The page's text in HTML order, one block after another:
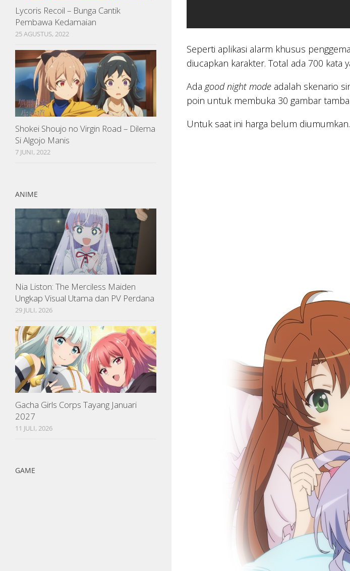
Seperti aplikasi alarm khusus
diucapkan karakter. Total ada 700 kata
Ada good night mode adalah skenario
poin untuk membuka 30 gambar
Untuk saat ini harga belum
Lycoris Recoil – Bunga Cantik
Pembawa Kedamaian
25 AGUSTUS, 2022
Shokei Shoujo no Virgin Road – Dilema
Si Algojo Manis
7 JUNI, 2022
ANIME
Nia Liston: The Merciless Maiden
Ungkap Visual Utama dan PV Perdana
29 JULI, 2026
Gacha Girls Corps Tayang Januari
2027
11 JULI, 2026
GAME